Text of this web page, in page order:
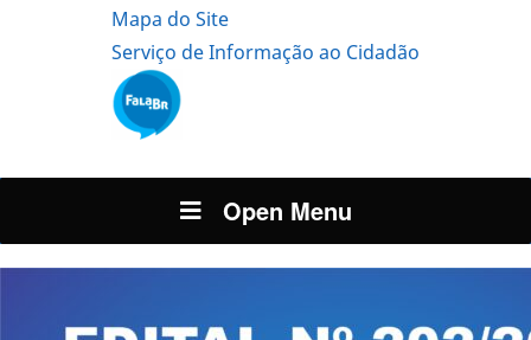
Mapa do Site
Serviço de Informação ao Cidadão
Open Menu